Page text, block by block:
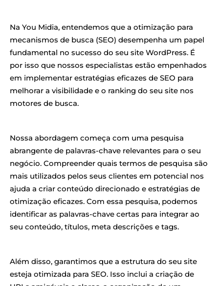
Na You Midia, entendemos que a otimização para
mecanismos de busca (SEO) desempenha um papel
fundamental no sucesso do seu site WordPress. É
por isso que nossos especialistas estão empenhados
em implementar estratégias eficazes de SEO para
melhorar a visibilidade e o ranking do seu site nos
motores de busca.
Nossa abordagem começa com uma pesquisa
abrangente de palavras-chave relevantes para o seu
negócio. Compreender quais termos de pesquisa são
mais utilizados pelos seus clientes em potencial nos
ajuda a criar conteúdo direcionado e estratégias de
otimização eficazes. Com essa pesquisa, podemos
identificar as palavras-chave certas para integrar ao
seu conteúdo, títulos, meta descrições e tags.
Além disso, garantimos que a estrutura do seu site
esteja otimizada para SEO. Isso inclui a criação de